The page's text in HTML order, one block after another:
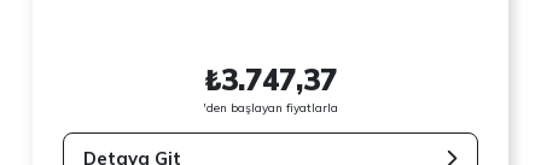
₺3.747,37
'den başlayan fiyatlarla
Detaya Git